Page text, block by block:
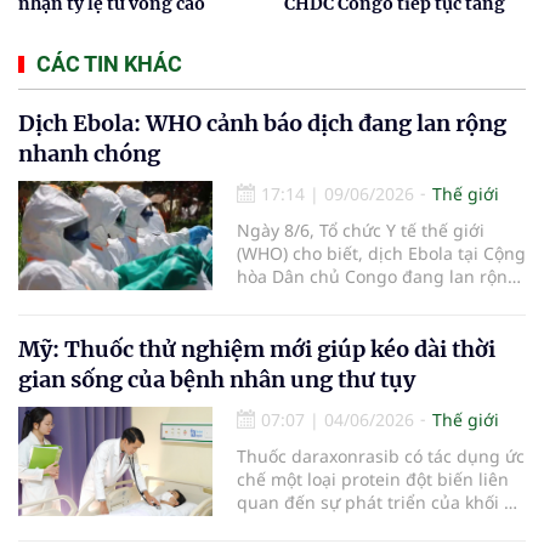
CÁC TIN KHÁC
Dịch Ebola: WHO cảnh báo dịch đang lan rộng
nhanh chóng
17:14 | 09/06/2026
Thế giới
Ngày 8/6, Tổ chức Y tế thế giới
(WHO) cho biết, dịch Ebola tại Cộng
hòa Dân chủ Congo đang lan rộng
lây truyền xuyên biên giới sang
Uganda.
Mỹ: Thuốc thử nghiệm mới giúp kéo dài thời
gian sống của bệnh nhân ung thư tụy
07:07 | 04/06/2026
Thế giới
Thuốc daraxonrasib có tác dụng ức
chế một loại protein đột biến liên
quan đến sự phát triển của khối u,